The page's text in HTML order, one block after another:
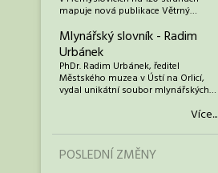
mapuje nová publikace Větrný…
Mlynářský slovník - Radim
Urbánek
PhDr. Radim Urbánek, ředitel
Městského muzea v Ústí na Orlicí,
vydal unikátní soubor mlynářských…
Více...
POSLEDNÍ ZMĚNY